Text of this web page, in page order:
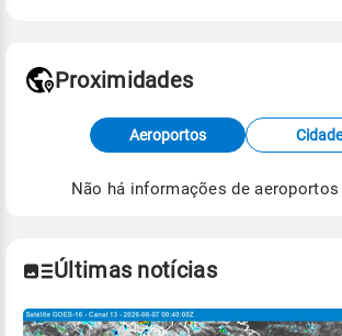
Fonte: dados combinados de
meteorológicas e satélite do Centro
de Tempo e Estudos Climáticos
Proximidades
Aeroportos
Não há informações de
Últimas notícias